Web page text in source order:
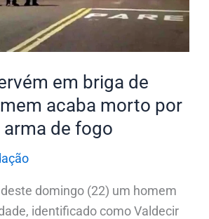
em briga de
acaba morto por
de fogo
domingo (22) um homem
identificado como Valdecir